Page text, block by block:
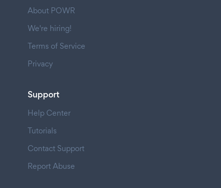
About POWR
We're hiring!
Terms of Service
Privacy
Support
Help Center
Tutorials
Contact Support
Report Abuse